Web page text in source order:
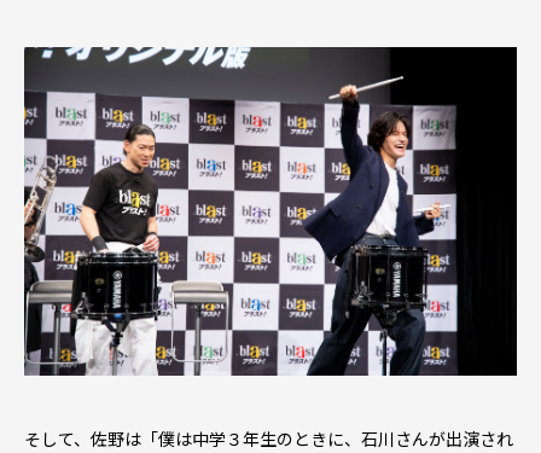
そして、佐野は「僕は中学３年生のときに、石川さんが出演され